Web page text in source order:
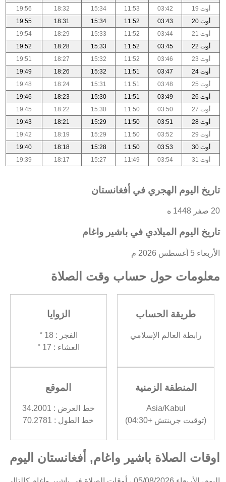
أوت 19
03:42
11:53
15:34
18:32
19:56
أوت 20
03:43
11:52
15:34
18:31
19:55
أوت 21
03:44
11:52
15:33
18:29
19:54
أوت 22
03:45
11:52
15:33
18:28
19:52
أوت 23
03:46
11:52
15:32
18:27
19:51
أوت 24
03:47
11:51
15:32
18:26
19:49
أوت 25
03:48
11:51
15:31
18:24
19:48
أوت 26
03:49
11:51
15:30
18:23
19:46
أوت 27
03:50
11:50
15:30
18:22
19:45
أوت 28
03:51
11:50
15:29
18:21
19:43
أوت 29
03:52
11:50
15:29
18:19
19:42
أوت 30
03:53
11:50
15:28
18:18
19:40
أوت 31
03:54
11:49
15:27
18:17
19:39
تاريخ اليوم الهجري في أفغانستان
20 صفر 1448 ه
تاريخ اليوم الميلادي في باشير واغام
الأربعاء 5 أغسطس 2026 م
معلومات حول حساب وقت الصلاة
طريقة الحساب
رابطة العالم الإسلامي
الزوايا
الفجر : 18 °
العشاء : 17 °
المنطقة الزمنية
Asia/Kabul
(توقيت جرينتش +04:30)
الموقع
خط العرض : 34.2001
خط الطول : 70.2781
اوقات الصلاة باشير واغام, أفغانستان اليوم